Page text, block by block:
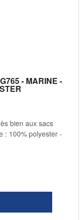
- MARINE -
bien aux sacs
: 100% polyester -